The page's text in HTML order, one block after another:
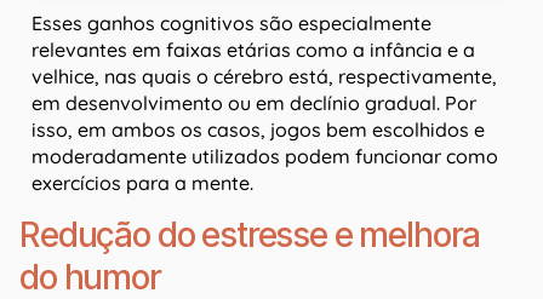
Esses ganhos cognitivos são especialmente
relevantes em faixas etárias como a infância e a
velhice, nas quais o cérebro está, respectivamente,
em desenvolvimento ou em declínio gradual. Por
isso, em ambos os casos, jogos bem escolhidos e
moderadamente utilizados podem funcionar como
exercícios para a mente.
Redução do estresse e melhora
do humor